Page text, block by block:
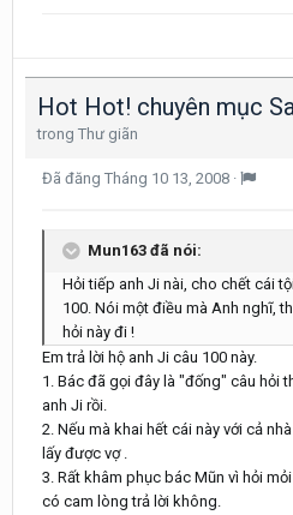
Hot Hot! chuyên mục
trong Thư giãn
Đã đăng Tháng 10 13, 2008 ·
Mun163 đã nói:
Hỏi tiếp anh Ji nài, cho chết cái
100. Nói một điều mà Anh nghĩ,
hỏi này đi !
Em trả lời hộ anh Ji câu 100 này.
1. Bác đã gọi đây là "đống" câu hỏi
anh Ji rồi.
2. Nếu mà khai hết cái này với cả
lấy được vợ .
3. Rất khâm phục bác Mũn vì hỏi
có cam lòng trả lời không.